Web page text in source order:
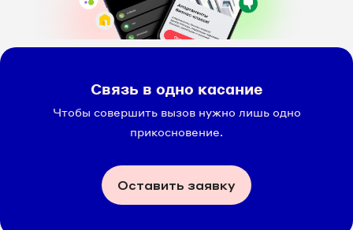
Связь в одно касание
Чтобы совершить вызов нужно лишь одно
прикосновение.
Оставить заявку